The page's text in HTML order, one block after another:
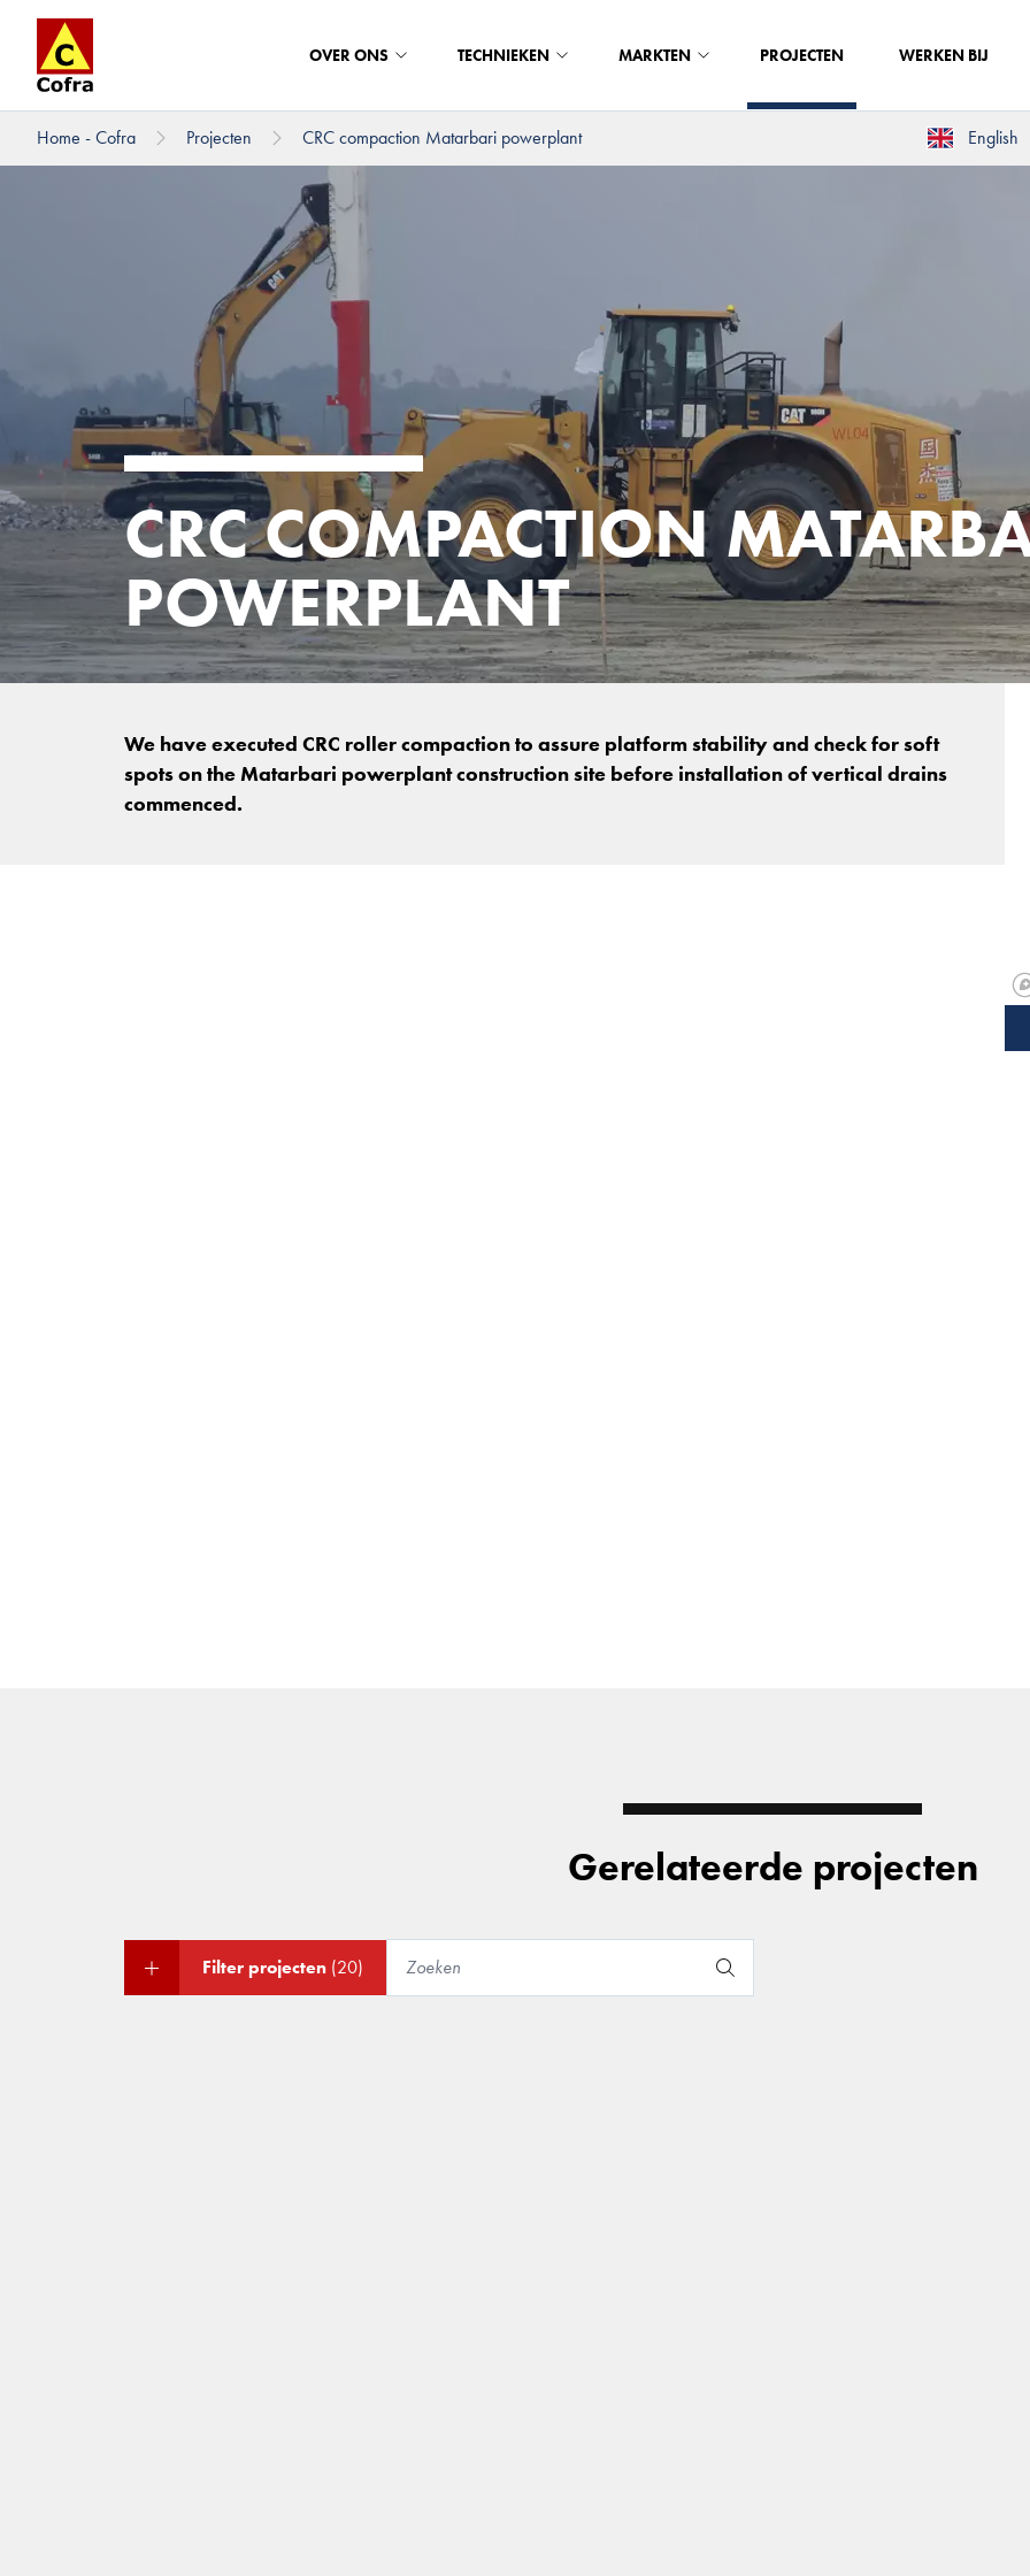
OVER ONS TECHNIEKEN MARKTEN PROJECTEN WERKEN BIJ
Home - Cofra Projecten CRC compaction Matarbari powerplant English
CRC COMPACTION
POWERPLANT
We have executed CRC roller compaction to assure platform stability and check for soft
spots on the Matarbari powerplant construction site before installation of vertical drains
commenced.
Gerelateerde projecten
Filter projecten (20)